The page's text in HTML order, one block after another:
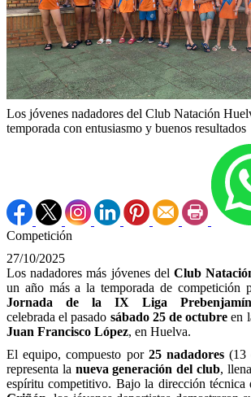
Los jóvenes nadadores del Club Natación
temporada con entusiasmo y buenos resultados
Competición
27/10/2025
Los nadadores más jóvenes delClub
un año más a la temporada de competición
Jornada de la IX Liga
celebrada el pasado sábado 25 de octubre en
Juan Francisco López, en Huelva.
El equipo, compuesto por 25 nadadores (13
representa la nueva generación del club,
espíritu competitivo. Bajo la dirección técnica